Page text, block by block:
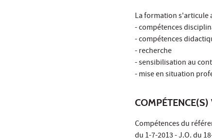
La formation s'articule
- compétences
- compétences
- recherche
- sensibilisation au
- mise en situation
COMPÉTENCE(S)
Compétences du
du 1-7-2013 - J.O. du